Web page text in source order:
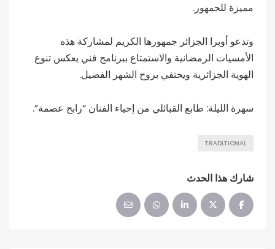
مميزة للجمهور.
وتدعو أوبرا الجزائر جمهورها الكريم لمشاركة هذه
الأمسيات الرمضانية والاستمتاع ببرنامج فني يعكس تنوع
الهوية الجزائرية ويحتفي بروح الشهر الفضيل.
سهرة الليلة: طابع القبائلي من إحياء الفنان “رابح عصمة”.
TRADITIONAL
شارك هذا الحدث